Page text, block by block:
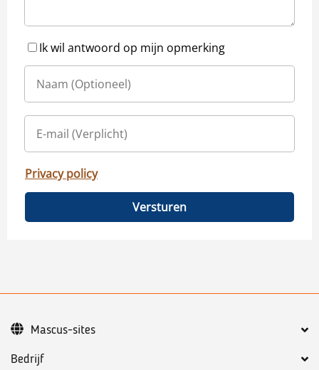
Ik wil antwoord op mijn opmerking
Privacy policy
Versturen
Bedrijf
Mascus-sites